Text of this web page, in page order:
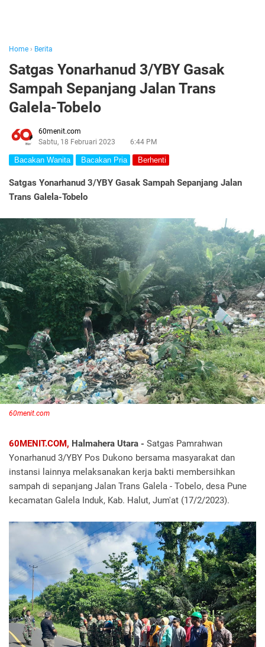
Home › Berita
Satgas Yonarhanud 3/YBY Gasak
Sampah Sepanjang Jalan Trans
Galela-Tobelo
60menit.com
Sabtu, 18 Februari 2023
6:44 PM
Bacakan Wanita Bacakan Pria Berhenti
Satgas Yonarhanud 3/YBY Gasak Sampah Sepanjang Jalan
Trans Galela-Tobelo
60menit.com
60MENIT.COM, Halmahera Utara - Satgas Pamrahwan
Yonarhanud 3/YBY Pos Dukono bersama masyarakat dan
instansi lainnya melaksanakan kerja bakti membersihkan
sampah di sepanjang Jalan Trans Galela - Tobelo, desa Pune
kecamatan Galela Induk, Kab. Halut, Jum'at (17/2/2023).